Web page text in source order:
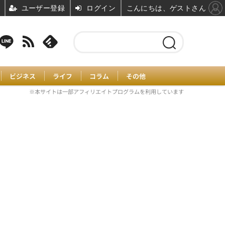
ビジネス ライフ コラム その他
※本サイトは一部アフィリエイトプログラムを利用しています
ユーザー登録 ログイン こんにちは、ゲストさん